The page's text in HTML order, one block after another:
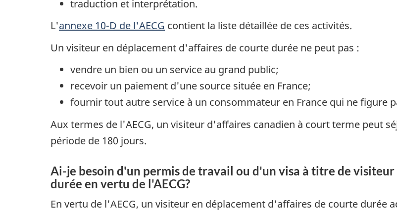
traduction et interprétation.
L'annexe 10-D de l'AECG contient la liste détaillée de ces activités.
Un visiteur en déplacement d'affaires de courte durée ne peut pas :
vendre un bien ou un service au grand public;
recevoir un paiement d'une source située en France;
fournir tout autre service à un consommateur en France qui ne figure
Aux termes de l'AECG, un visiteur d'affaires canadien à court terme peut
période de 180 jours.
Ai-je besoin d'un permis de travail ou d'un visa à titre de
durée en vertu de l'AECG?
En vertu de l'AECG, un visiteur en déplacement d'affaires de courte durée